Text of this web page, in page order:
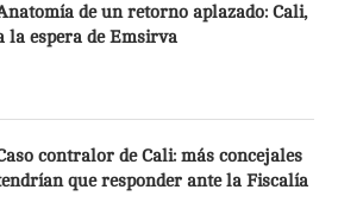
de un retorno aplazado: Cali,
la espera de Emsirva
contralor de Cali: más concejales
que responder ante la Fiscalía